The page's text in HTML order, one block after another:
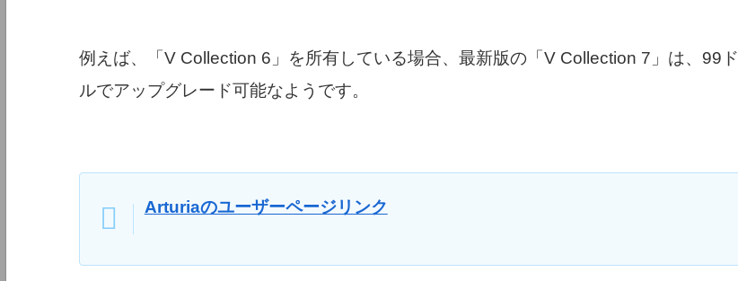
例えば、「V Collection 6」を所有している場合、最新版の「V Collection 7」は、99ド
ルでアップグレード可能なようです。
Arturiaのユーザーページリンク